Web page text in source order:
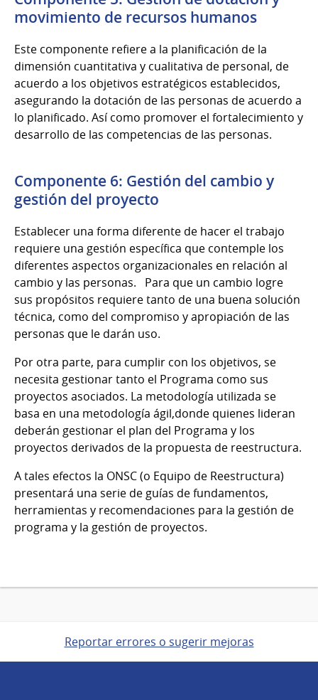
movimiento de recursos humanos
Este componente refiere a la planificación de la
dimensión cuantitativa y cualitativa de personal, de
acuerdo a los objetivos estratégicos establecidos,
asegurando la dotación de las personas de acuerdo a
lo planificado. Así como promover el fortalecimiento y
desarrollo de las competencias de las personas.
Componente 6: Gestión del cambio y
gestión del proyecto
Establecer una forma diferente de hacer el trabajo
requiere una gestión específica que contemple los
diferentes aspectos organizacionales en relación al
cambio y las personas. Para que un cambio logre
sus propósitos requiere tanto de una buena solución
técnica, como del compromiso y apropiación de las
personas que le darán uso.
Por otra parte, para cumplir con los objetivos, se
necesita gestionar tanto el Programa como sus
proyectos asociados. La metodología utilizada se
basa en una metodología ágil,donde quienes lideran
deberán gestionar el plan del Programa y los
proyectos derivados de la propuesta de reestructura.
A tales efectos la ONSC (o Equipo de Reestructura)
presentará una serie de guías de fundamentos,
herramientas y recomendaciones para la gestión de
programa y la gestión de proyectos.
Reportar errores o sugerir mejoras